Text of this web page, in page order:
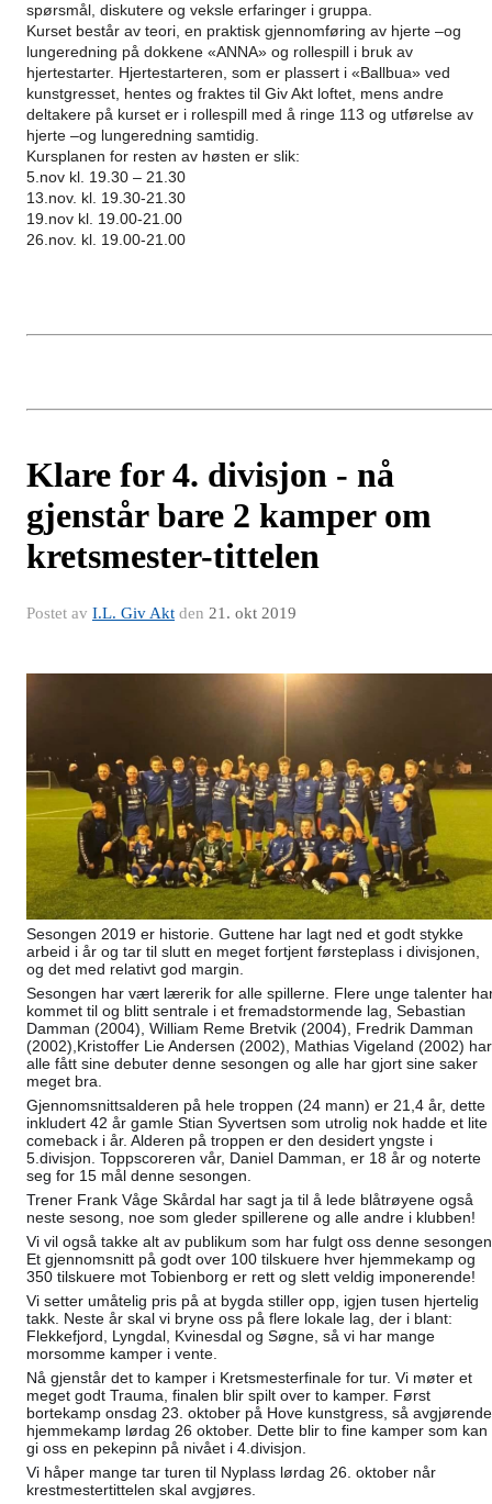
spørsmål, diskutere og veksle erfaringer i gruppa.
Kurset består av teori, en praktisk gjennomføring av hjerte –og
lungeredning på dokkene «ANNA» og rollespill i bruk av
hjertestarter. Hjertestarteren, som er plassert i «Ballbua» ved
kunstgresset, hentes og fraktes til Giv Akt loftet, mens andre
deltakere på kurset er i rollespill med å ringe 113 og utførelse av
hjerte –og lungeredning samtidig.
Kursplanen for resten av høsten er slik:
5.nov kl. 19.30 – 21.30
13.nov. kl. 19.30-21.30
19.nov kl. 19.00-21.00
26.nov. kl. 19.00-21.00
Klare for 4. divisjon - nå
gjenstår bare 2 kamper om
kretsmester-tittelen
Postet av I.L. Giv Akt den 21. okt 2019
Sesongen 2019 er historie. Guttene har lagt ned et godt stykke
arbeid i år og tar til slutt en meget fortjent førsteplass i divisjonen,
og det med relativt god margin.
Sesongen har vært lærerik for alle spillerne. Flere unge talenter
kommet til og blitt sentrale i et fremadstormende lag, Sebastian
Damman (2004), William Reme Bretvik (2004), Fredrik Damman
(2002),Kristoffer Lie Andersen (2002), Mathias Vigeland (2002) har
alle fått sine debuter denne sesongen og alle har gjort sine saker
meget bra.
Gjennomsnittsalderen på hele troppen (24 mann) er 21,4 år, dette
inkludert 42 år gamle Stian Syvertsen som utrolig nok hadde et lite
comeback i år. Alderen på troppen er den desidert yngste i
5.divisjon. Toppscoreren vår, Daniel Damman, er 18 år og noterte
seg for 15 mål denne sesongen.
Trener Frank Våge Skårdal har sagt ja til å lede blåtrøyene også
neste sesong, noe som gleder spillerene og alle andre i klubben!
Vi vil også takke alt av publikum som har fulgt oss denne
Et gjennomsnitt på godt over 100 tilskuere hver hjemmekamp og
350 tilskuere mot Tobienborg er rett og slett veldig imponerende!
Vi setter umåtelig pris på at bygda stiller opp, igjen tusen hjertelig
takk. Neste år skal vi bryne oss på flere lokale lag, der i blant:
Flekkefjord, Lyngdal, Kvinesdal og Søgne, så vi har mange
morsomme kamper i vente.
Nå gjenstår det to kamper i Kretsmesterfinale for tur. Vi møter et
meget godt Trauma, finalen blir spilt over to kamper. Først
bortekamp onsdag 23. oktober på Hove kunstgress, så avgjørende
hjemmekamp lørdag 26 oktober. Dette blir to fine kamper som kan
gi oss en pekepinn på nivået i 4.divisjon.
Vi håper mange tar turen til Nyplass lørdag 26. oktober når
krestmestertittelen skal avgjøres.